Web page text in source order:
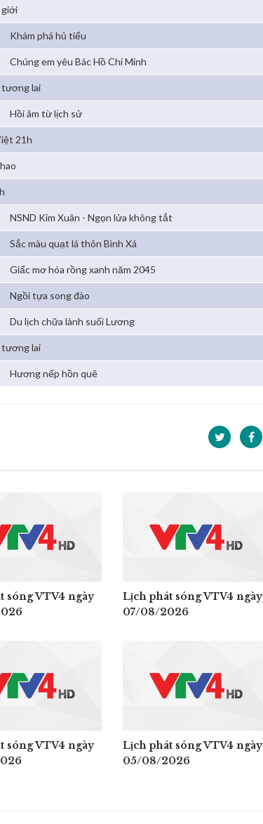
giới
Khám phá hủ tiếu
Chúng em yêu Bác Hồ Chí Minh
lai
Hồi âm từ lịch sử
21h
NSND Kim Xuân - Ngọn lửa không tắt
Sắc màu quạt lá thôn Bình Xá
Giấc mơ hóa rồng xanh năm 2045
Ngồi tựa song đào
Du lịch chữa lành suối Lương
lai
Hương nếp hồn quê
sóng VTV4 ngày
Lịch phát sóng VTV4 ngày
07/08/2026
sóng VTV4 ngày
Lịch phát sóng VTV4 ngày
05/08/2026